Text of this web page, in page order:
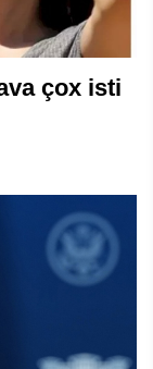
çox isti